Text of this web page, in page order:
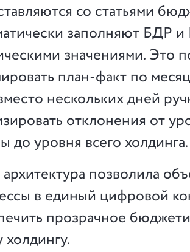
со статьями
заполняют БДР
значениями. Это
план-факт по
нескольких дней
отклонения от
до уровня всего холдинга.
архитектура позволила
в единый цифровой
прозрачное
холдингу.